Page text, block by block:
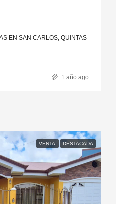
EN SAN CARLOS, QUINTAS
1 año ago
VENTA DESTACADA